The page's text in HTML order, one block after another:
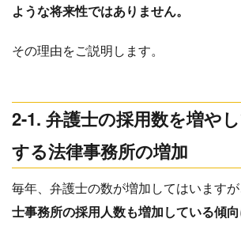
ような将来性ではありません。
その理由をご説明します。
2-1. 弁護士の採用数を増や
する法律事務所の増加
毎年、弁護士の数が増加してはいます
士事務所の採用人数も増加している傾向